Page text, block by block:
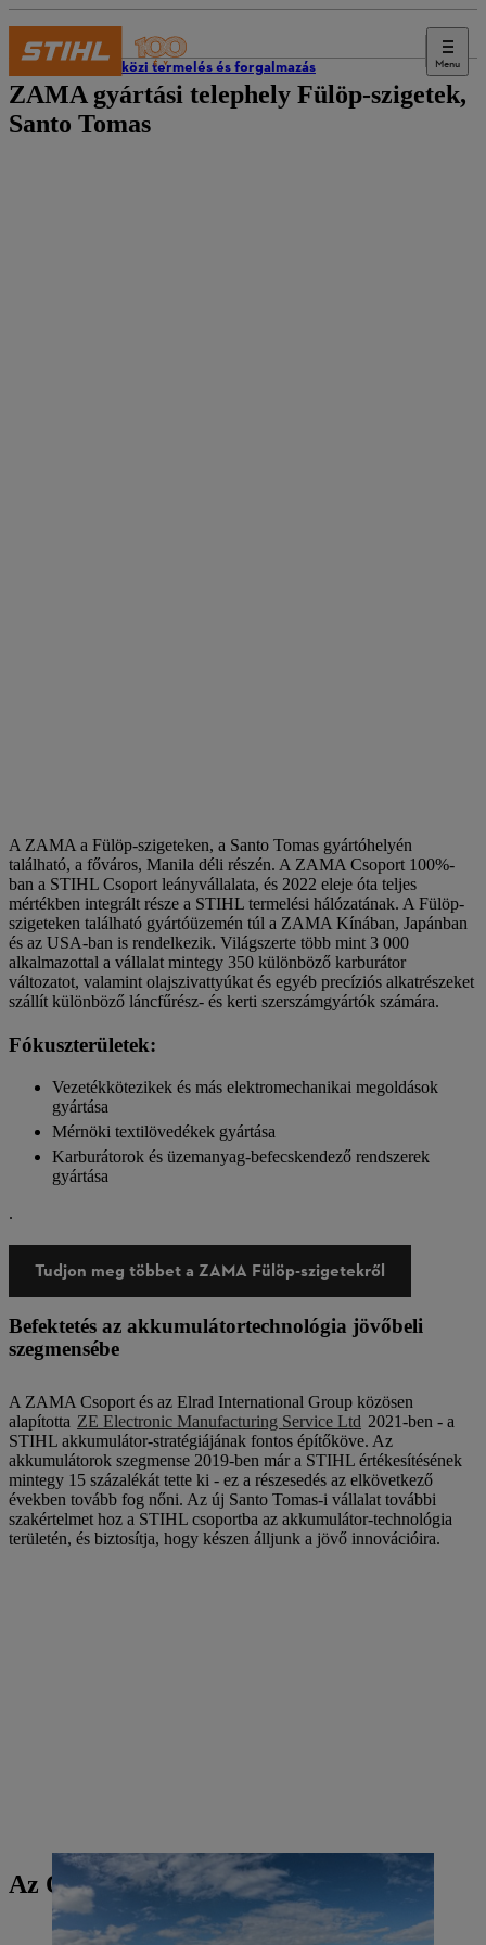
Menu
Nemzetközi termelés és forgalmazás
ZAMA gyártási telephely Fülöp-szigetek,
Santo Tomas
A ZAMA a Fülöp-szigeteken, a Santo Tomas gyártóhelyén
található, a főváros, Manila déli részén. A ZAMA Csoport 100%-
ban a STIHL Csoport leányvállalata, és 2022 eleje óta teljes
mértékben integrált része a STIHL termelési hálózatának. A Fülöp-
szigeteken található gyártóüzemén túl a ZAMA Kínában, Japánban
és az USA-ban is rendelkezik. Világszerte több mint 3 000
alkalmazottal a vállalat mintegy 350 különböző karburátor
változatot, valamint olajszivattyúkat és egyéb precíziós alkatrészeket
szállít különböző láncfűrész- és kerti szerszámgyártók számára.
Fókuszterületek:
Vezetékkötezikek és más elektromechanikai megoldások
gyártása
Mérnöki textilövedékek gyártása
Karburátorok és üzemanyag-befecskendező rendszerek
gyártása
.
Tudjon meg többet a ZAMA Fülöp-szigetekről
Befektetés az akkumulátortechnológia jövőbeli
szegmensébe
A ZAMA Csoport és az Elrad International Group közösen
alapította ZE Electronic Manufacturing Service Ltd 2021-ben - a
STIHL akkumulátor-stratégiájának fontos építőköve. Az
akkumulátorok szegmense 2019-ben már a STIHL értékesítésének
mintegy 15 százalékát tette ki - ez a részesedés az elkövetkező
években tovább fog nőni. Az új Santo Tomas-i vállalat további
szakértelmet hoz a STIHL csoportba az akkumulátor-technológia
területén, és biztosítja, hogy készen álljunk a jövő innovációira.
Az Ön számára is érdekes lehet